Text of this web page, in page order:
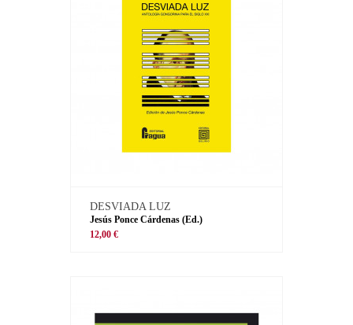
DESVIADA LUZ
Jesús Ponce Cárdenas (Ed.)
12,00 €